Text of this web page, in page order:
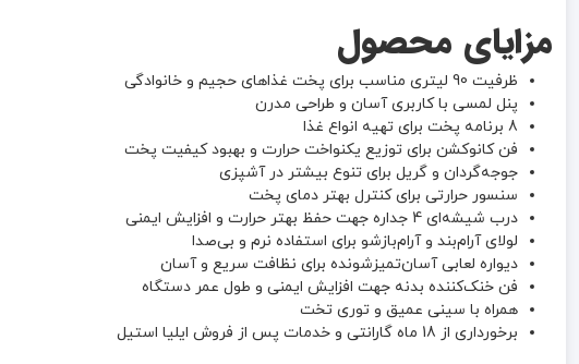
مزایای محصول
ظرفیت 90 لیتری مناسب برای پخت غذاهای حجیم و خانوادگی
پنل لمسی با کاربری آسان و طراحی مدرن
8 برنامه پخت برای تهیه انواع غذا
فن کانوکشن برای توزیع یکنواخت حرارت و بهبود کیفیت پخت
جوجه‌گردان و گریل برای تنوع بیشتر در آشپزی
سنسور حرارتی برای کنترل بهتر دمای پخت
درب شیشه‌ای 4 جداره جهت حفظ بهتر حرارت و افزایش ایمنی
لولای آرام‌بند و آرام‌بازشو برای استفاده نرم و بی‌صدا
دیواره لعابی آسان‌تمیزشونده برای نظافت سریع و آسان
فن خنک‌کننده بدنه جهت افزایش ایمنی و طول عمر دستگاه
همراه با سینی عمیق و توری تخت
برخورداری از 18 ماه گارانتی و خدمات پس از فروش ایلیا استیل